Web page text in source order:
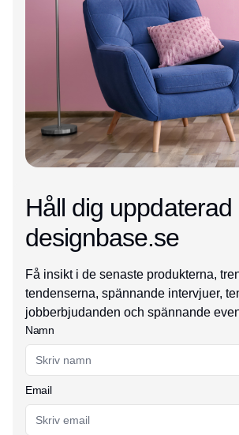
Håll dig uppdaterad
designbase.se
Få insikt i de senaste produkterna,
tendenserna, spännande intervjuer,
jobberbjudanden och spännande
Namn
Email